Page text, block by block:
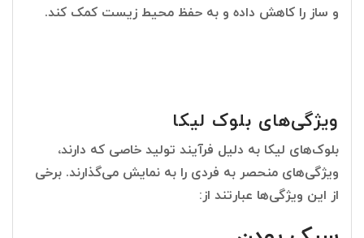
و ساز را کاهش داده و به حفظ محیط زیست کمک کند.
ویژگی‌های بلوک لیکا
بلوک‌های لیکا به دلیل فرآیند تولید خاصی که دارند،
ویژگی‌های منحصر به فردی را به نمایش می‌گذارند. برخی
از این ویژگی‌ها عبارتند از: